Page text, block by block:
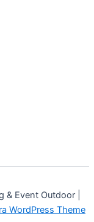
Event Outdoor |
WordPress Theme